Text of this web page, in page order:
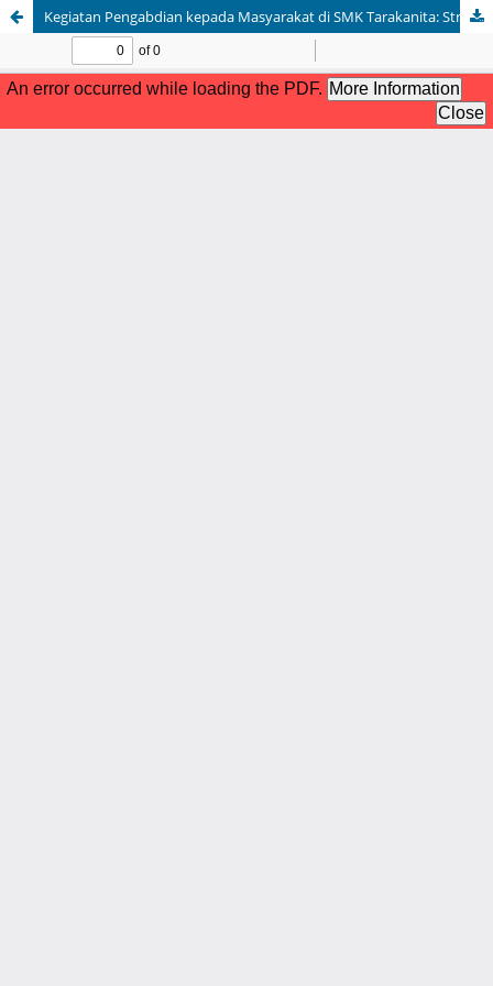
Kegiatan Pengabdian kepada Masyarakat di SMK Tarakanita: Strategi Belajar yang Efektif dan Motivasi Bersekolah